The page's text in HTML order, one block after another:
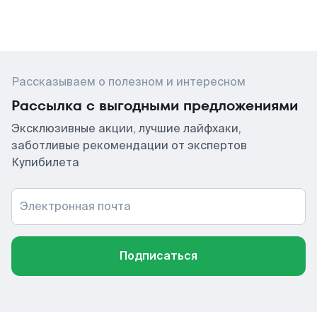
Рассказываем о полезном и интересном
Рассылка с выгодными предложениями
Эксклюзивные акции, лучшие лайфхаки,
заботливые рекомендации от экспертов
Купибилета
Электронная почта
Подписаться